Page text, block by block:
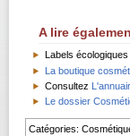
A lire
Labels écologiques
La boutique
Consultez
Le dossier
Catégories: